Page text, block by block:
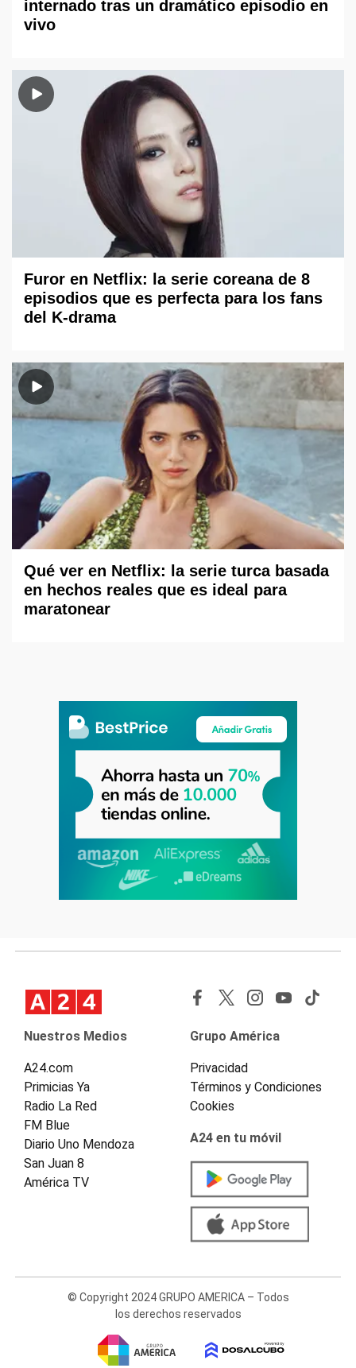
internado tras un dramático episodio en
vivo
Furor en Netflix: la serie coreana de 8
episodios que es perfecta para los fans
del K-drama
Qué ver en Netflix: la serie turca basada
en hechos reales que es ideal para
maratonear
Nuestros Medios
A24.com
Primicias Ya
Radio La Red
FM Blue
Diario Uno Mendoza
San Juan 8
América TV
Grupo América
Privacidad
Términos y Condiciones
Cookies
A24 en tu móvil
© Copyright 2024 GRUPO AMERICA – Todos
los derechos reservados